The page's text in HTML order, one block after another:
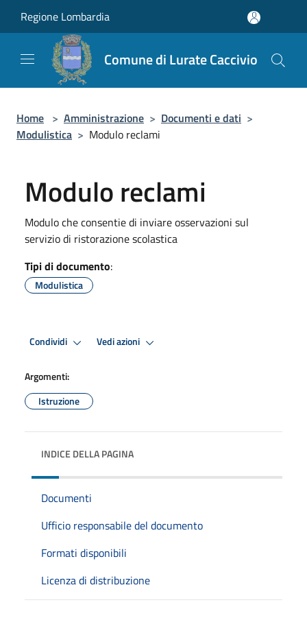
Regione Lombardia
Comune di Lurate Caccivio
Home > Amministrazione > Documenti e dati >
Modulistica > Modulo reclami
Modulo reclami
Modulo che consentie di inviare osservazioni sul
servizio di ristorazione scolastica
Tipi di documento:
Modulistica
Condividi Vedi azioni
Argomenti:
Istruzione
INDICE DELLA PAGINA
Documenti
Ufficio responsabile del documento
Formati disponibili
Licenza di distribuzione